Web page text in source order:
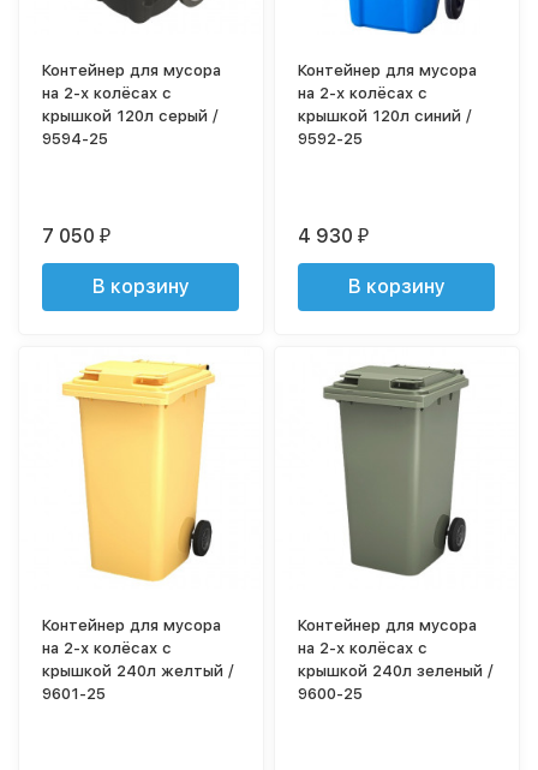
Контейнер для мусора
на 2-х колёсах с
крышкой 120л серый /
9594-25
7 050₽
В корзину
Контейнер для мусора
на 2-х колёсах с
крышкой 120л синий /
9592-25
4 930₽
В корзину
Контейнер для мусора
на 2-х колёсах с
крышкой 240л желтый /
9601-25
Контейнер для мусора
на 2-х колёсах с
крышкой 240л зеленый /
9600-25